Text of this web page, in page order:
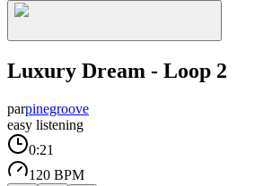
Luxury Dream - Loop 2
parpinegroove
easy listening
0:21
120 BPM